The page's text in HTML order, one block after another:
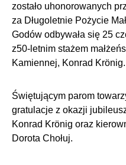
zostało uhonorowanych
za Długoletnie Pożycie
Godów odbywała się 25
z50-letnim stażem
Kamiennej, Konrad Krönig.
Świętującym parom
gratulacje z okazji
Konrad Krönig oraz
Dorota Chołuj.